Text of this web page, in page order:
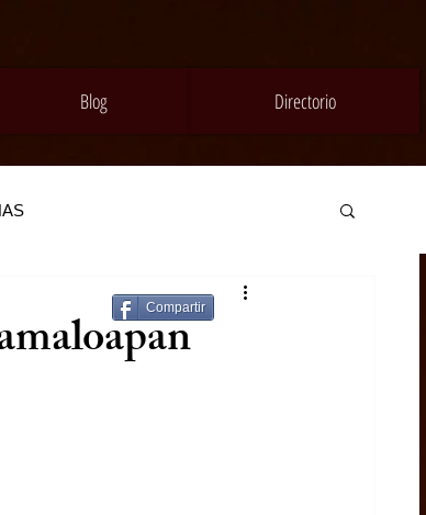
Blog Directorio
Compartir